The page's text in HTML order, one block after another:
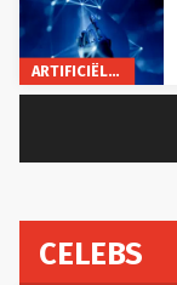
ARTIFICIËLE INTELLIGENTIE
CELEBS